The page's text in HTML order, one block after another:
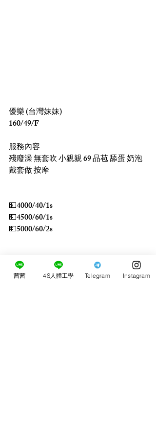
優樂 (台灣妹妹)
160/49/F
服務內容
殘廢澡 無套吹 小親親 69 品苞 舔蛋 奶泡
戴套做 按摩
💵4000/40/1s
💵4500/60/1s
💵5000/60/2s
口爆+500
茜茜 4S人體工學 Telegram Instagram